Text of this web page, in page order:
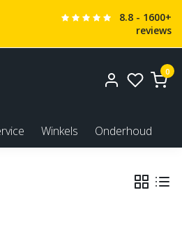
8.8 - 1600+
reviews
0
Winkels Onderhoud